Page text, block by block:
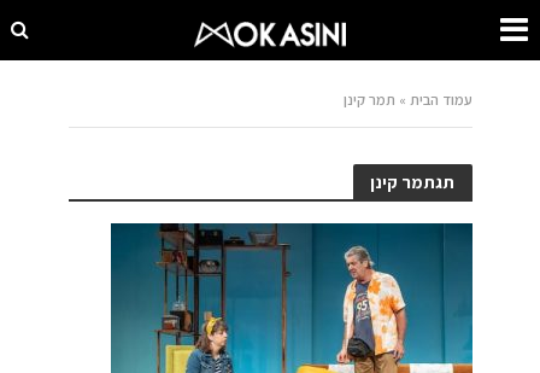
עמוד הבית » תמר קינן
תגתמר קינן